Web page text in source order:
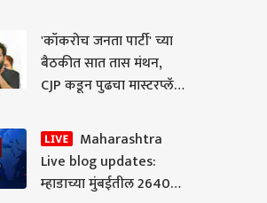
घाबरले, प्रचंड गुप्तता, नेमकं
काय घडलं?
'कॉकरोच जनता पार्टी' च्या
बैठकीत सात तास मंथन,
CJP कडून पुढचा मास्टरप्लॅन
केली जाणार; आशुतोष रांका
यांची माहिती
Maharashtra
Live blog updates:
म्हाडाच्या मुंबईतील 2640